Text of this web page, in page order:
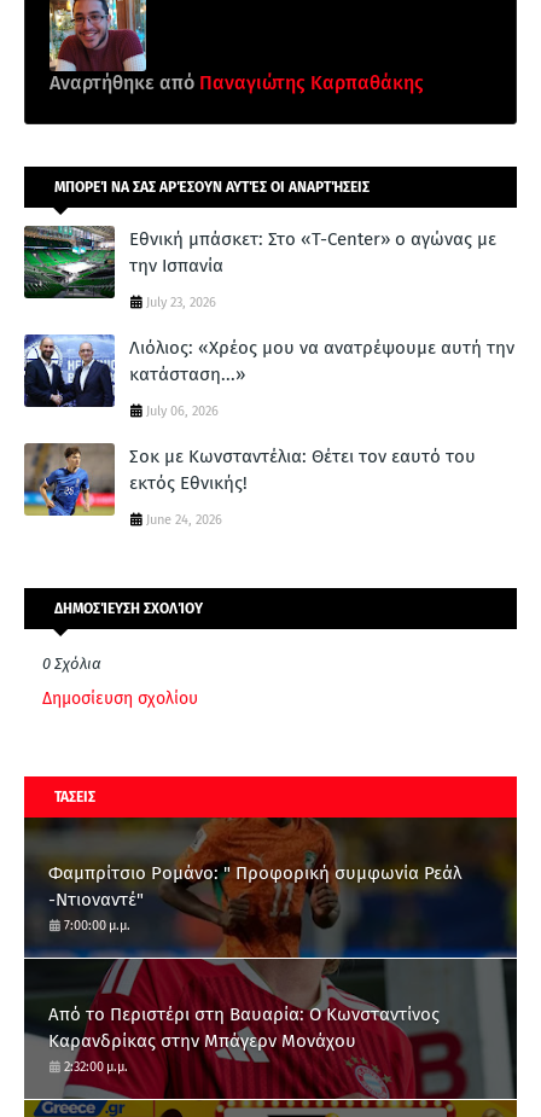
Αναρτήθηκε από Παναγιώτης Καρπαθάκης
ΜΠΟΡΕΊ ΝΑ ΣΑΣ ΑΡΈΣΟΥΝ ΑΥΤΈΣ ΟΙ ΑΝΑΡΤΉΣΕΙΣ
Εθνική μπάσκετ: Στο «T-Center» ο αγώνας με
την Ισπανία
July 23, 2026
Λιόλιος: «Χρέος μου να ανατρέψουμε αυτή την
κατάσταση...»
July 06, 2026
Σοκ με Κωνσταντέλια: Θέτει τον εαυτό του
εκτός Εθνικής!
June 24, 2026
ΔΗΜΟΣΊΕΥΣΗ ΣΧΟΛΊΟΥ
0 Σχόλια
Δημοσίευση σχολίου
ΤΑΣΕΙΣ
Φαμπρίτσιο Ρομάνο: " Προφορική συμφωνία Ρεάλ
-Ντιοναντέ"
7:00:00 μ.μ.
Από το Περιστέρι στη Βαυαρία: O Κωνσταντίνος
Καρανδρίκας στην Μπάγερν Μονάχου
2:32:00 μ.μ.